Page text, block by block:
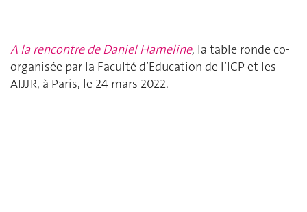
A la rencontre de Daniel Hameline, la table ronde co-
organisée par la Faculté d’Education de l’ICP et les
AIJJR, à Paris, le 24 mars 2022.